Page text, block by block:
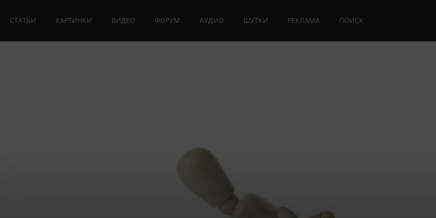
СТАТЬИ КАРТИНКИ ВИДЕО ФОРУМ АУДИО ШУТКИ РЕКЛАМА
ПОИСК